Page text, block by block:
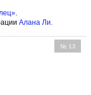
.
Алана Ли.
№ 13